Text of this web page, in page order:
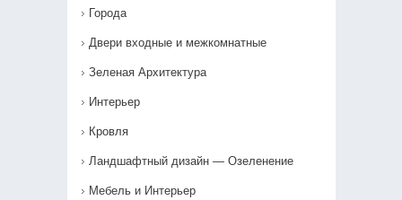
Города
Двери входные и межкомнатные
Зеленая Архитектура
Интерьер
Кровля
Ландшафтный дизайн — Озеленение‎
Мебель и Интерьер